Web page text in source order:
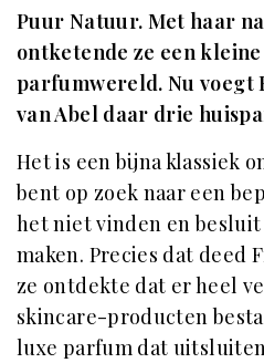
Puur Natuur. Met haar
ontketende ze een
parfumwereld. Nu voegt
van Abel daar drie
Het is een bijna klassiek
bent op zoek naar een
het niet vinden en
maken. Precies dat deed
ze ontdekte dat er heel
skincare-producten
luxe parfum dat